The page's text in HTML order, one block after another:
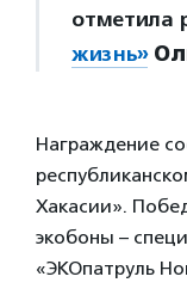
отметила
жизнь»
Награждение
Хакасии».
экобоны –
«ЭКОпатруль